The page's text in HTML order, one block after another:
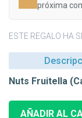
próxima
ESTE REGALO HA
Nuts Fruitella